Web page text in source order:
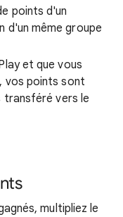
points d'un
d'un même groupe
et que vous
vos points sont
transféré vers le
multipliez le